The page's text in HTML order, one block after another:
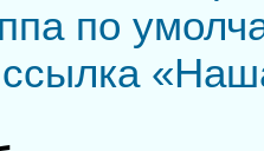
по
ссылка